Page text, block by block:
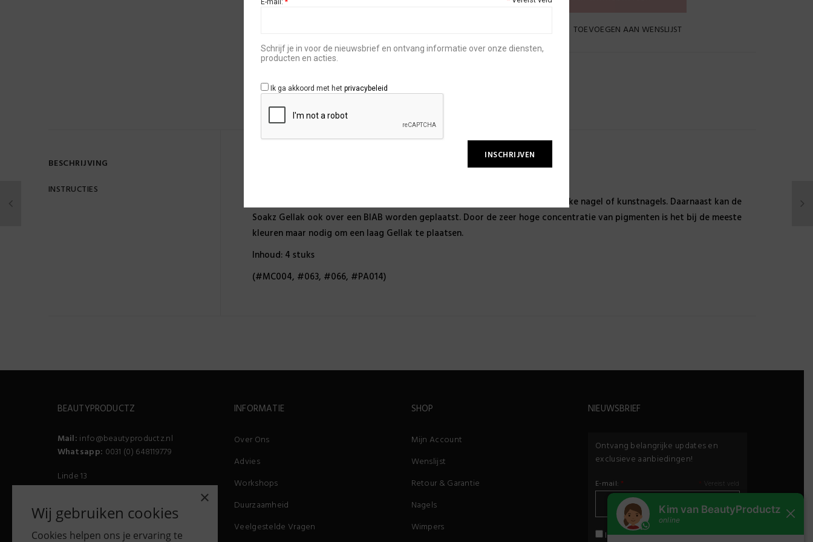
TOEVOEGEN AAN WENSLIJST
BESCHRIJVING
INSTRUCTIES
Gebruik de Soakz Gellak voor het aanbrengen van een Gellak op de natuurlijke nagel of kunstnagels. Daarnaast kan de
Soakz Gellak ook over een BIAB worden geplaatst. Door de zeer hoge concentratie van pigmenten is het bij de meeste
kleuren maar nodig om een laag Gellak te plaatsen.
Inhoud: 4 stuks
(#MC004, #063, #066, #PA014)
BEAUTYPRODUCTZ
Mail: info@beautyproductz.nl
Whatsapp: 0031 (0) 648119779
Linde 13
5509 NH Veldhoven
INFORMATIE
Over Ons
Advies
Workshops
Duurzaamheid
Veelgestelde Vragen
SHOP
Mijn Account
Wenslijst
Retour & Garantie
Nagels
Wimpers
NIEUWSBRIEF
Ontvang belangrijke updates en
exclusieve aanbiedingen!
* Vereist veld
E-mail:*
Ik ga akkoord met hetprivacybeleid
E-mail:*
Schrijf je in voor de nieuwsbrief en ontvang informatie over onze diensten,
producten en acties.
Ik ga akkoord met hetprivacybeleid
×
Wij gebruiken cookies
Cookies helpen ons je ervaring te